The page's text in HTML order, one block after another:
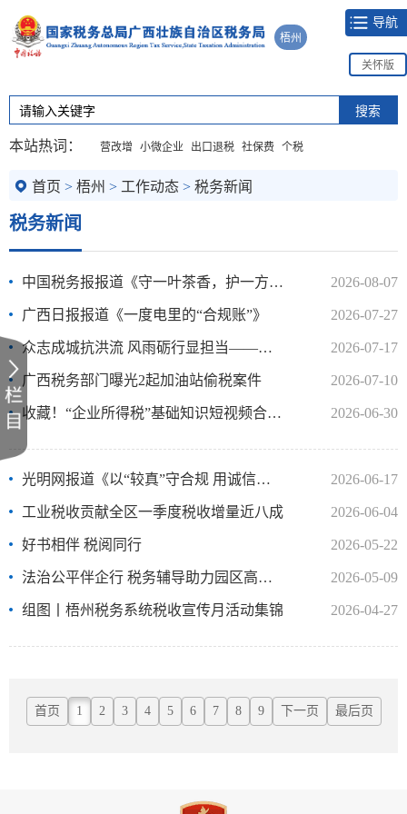
梧州
导航
关怀版
本站热词： 营改增 小微企业 出口退税 社保费 个税
首页 > 梧州 > 工作动态 > 税务新闻
税务新闻
2026-08-07
中国税务报报道《守一叶茶香，护一方兴旺》
2026-07-27
广西日报报道《一度电里的“合规账”》
2026-07-17
众志成城抗洪流 风雨砺行显担当——广西税务系统全力抗击台风“美莎克”
2026-07-10
广西税务部门曝光2起加油站偷税案件
2026-06-30
收藏！“企业所得税”基础知识短视频合集来了
2026-06-17
光明网报道《以“较真”守合规 用诚信赢“8连A”》
2026-06-04
工业税收贡献全区一季度税收增量近八成
2026-05-22
好书相伴 税阅同行
2026-05-09
法治公平伴企行 税务辅导助力园区高企稳发展
2026-04-27
组图丨梧州税务系统税收宣传月活动集锦
首页 1 2 3 4 5 6 7 8 9 下一页 最后页